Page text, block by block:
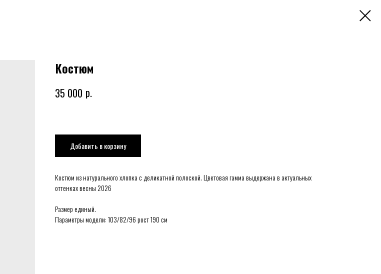
Костюм
35 000 р.
Добавить в корзину
Костюм из натурального хлопка с деликатной полоской. Цветовая гамма выдержана в актуальных
оттенках весны 2026
Размер единый.
Параметры модели: 103/82/96 рост 190 см